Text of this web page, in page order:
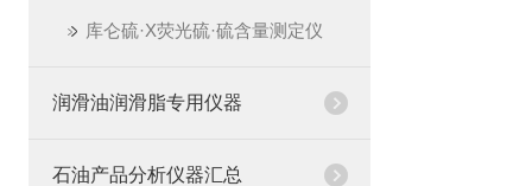
库仑硫·X荧光硫·硫含量测定仪
润滑油润滑脂专用仪器
石油产品分析仪器汇总